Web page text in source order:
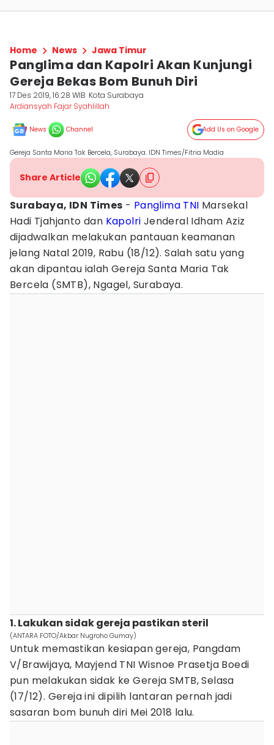
Home News Jawa Timur
Panglima dan Kapolri Akan Kunjungi
Gereja Bekas Bom Bunuh Diri
17 Des 2019, 16:28 WIB Kota Surabaya
Ardiansyah Fajar Syahlillah
News Channel Add Us on Google
Gereja Santa Maria Tak Bercela, Surabaya. IDN Times/Fitria Madia
Share Article
Surabaya, IDN Times - Panglima TNI Marsekal
Hadi Tjahjanto dan Kapolri Jenderal Idham Aziz
dijadwalkan melakukan pantauan keamanan
jelang Natal 2019, Rabu (18/12). Salah satu yang
akan dipantau ialah Gereja Santa Maria Tak
Bercela (SMTB), Ngagel, Surabaya.
1. Lakukan sidak gereja pastikan steril
(ANTARA FOTO/Akbar Nugroho Gumay)
Untuk memastikan kesiapan gereja, Pangdam
V/Brawijaya, Mayjend TNI Wisnoe Prasetja Boedi
pun melakukan sidak ke Gereja SMTB, Selasa
(17/12). Gereja ini dipilih lantaran pernah jadi
sasaran bom bunuh diri Mei 2018 lalu.